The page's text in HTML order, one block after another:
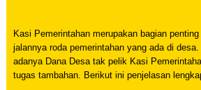
Kasi Pemerintahan merupakan bagian
jalannya roda pemerintahan yang ada di
adanya Dana Desa tak pelik Kasi
tugas tambahan. Berikut ini penjelasan